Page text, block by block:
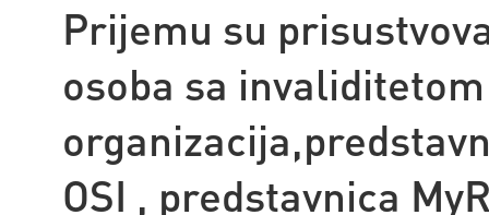
Prijemu su
osoba sa
OSI , predstavnica